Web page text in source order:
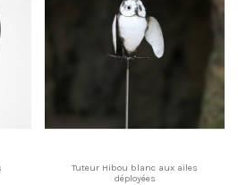
Tuteur Hibou blanc aux ailes
déployées